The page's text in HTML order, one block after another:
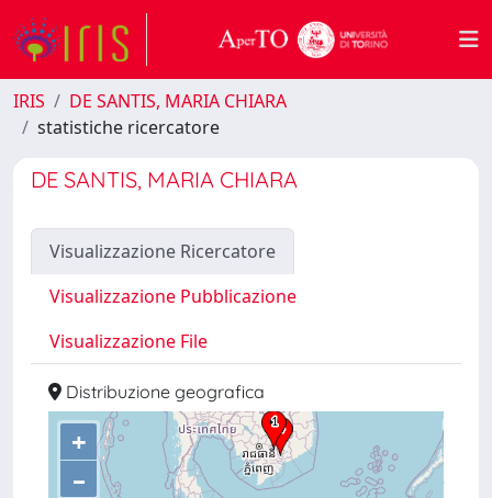
IRIS
DE SANTIS, MARIA CHIARA
statistiche ricercatore
DE SANTIS, MARIA CHIARA
Visualizzazione Ricercatore
Visualizzazione Pubblicazione
Visualizzazione File
Distribuzione geografica
+
–